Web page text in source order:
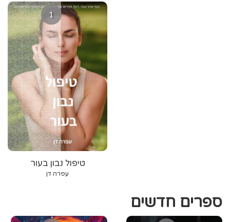
1
טיפול נבון בעור
עפרה דן
ספרים חדשים